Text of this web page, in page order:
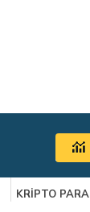
KRİPTO PARA